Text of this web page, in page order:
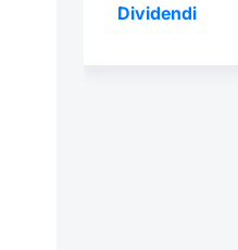
Dividendi